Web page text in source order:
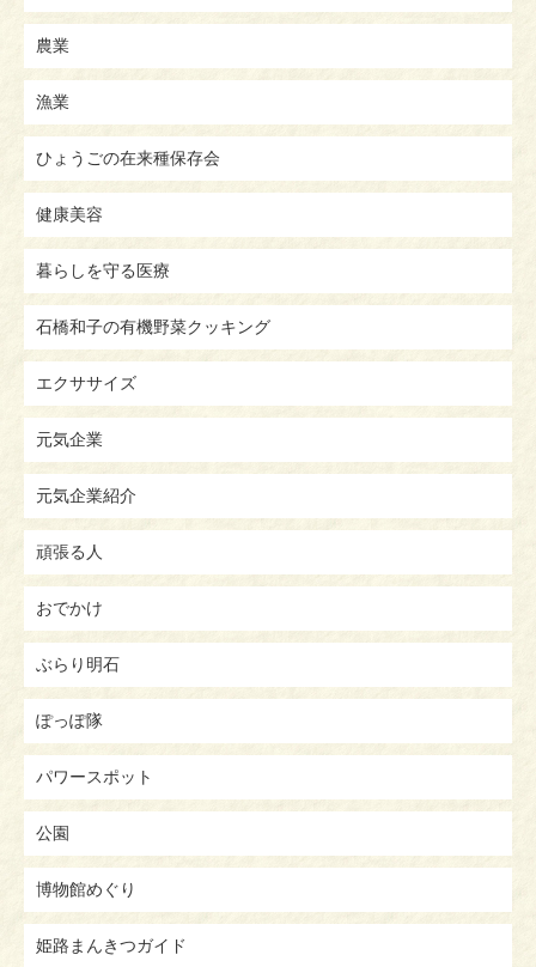
農業
漁業
ひょうごの在来種保存会
健康美容
暮らしを守る医療
石橋和子の有機野菜クッキング
エクササイズ
元気企業
元気企業紹介
頑張る人
おでかけ
ぶらり明石
ぽっぽ隊
パワースポット
公園
博物館めぐり
姫路まんきつガイド